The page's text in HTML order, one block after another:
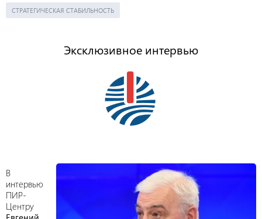
СТРАТЕГИЧЕСКАЯ СТАБИЛЬНОСТЬ
Эксклюзивное интервью
В
интервью
ПИР-
Центру